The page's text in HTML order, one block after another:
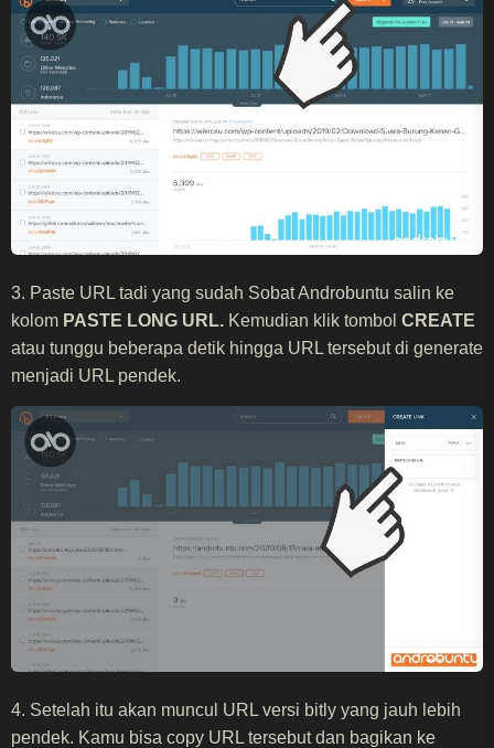
3. Paste URL tadi yang sudah Sobat Androbuntu salin ke
kolom PASTE LONG URL. Kemudian klik tombol CREATE
atau tunggu beberapa detik hingga URL tersebut di generate
menjadi URL pendek.
4. Setelah itu akan muncul URL versi bitly yang jauh lebih
pendek. Kamu bisa copy URL tersebut dan bagikan ke